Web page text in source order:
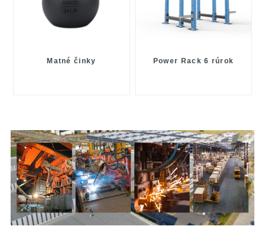
Matné činky Power Rack 6 rúrok